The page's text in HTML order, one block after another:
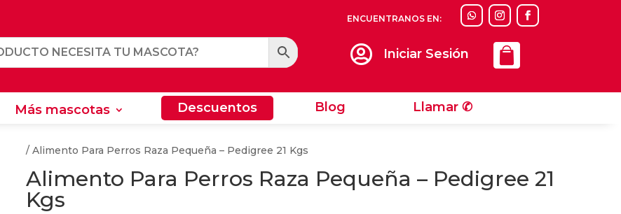
ENCUENTRANOS EN:
 Iniciar Sesión
Más mascotas Descuentos Blog Llamar ✆
Llamar ✆
/ Alimento Para Perros Raza Pequeña – Pedigree 21 Kgs
Alimento Para Perros Raza Pequeña – Pedigree 21
Kgs